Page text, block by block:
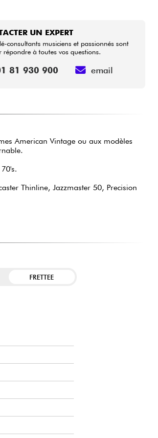
UN EXPERT
consultants musiciens et passionnés sont
répondre à toutes vos questions.
81 930 900 email
American Vintage ou aux modèles
Thinline, Jazzmaster 50, Precision
FRETTEE